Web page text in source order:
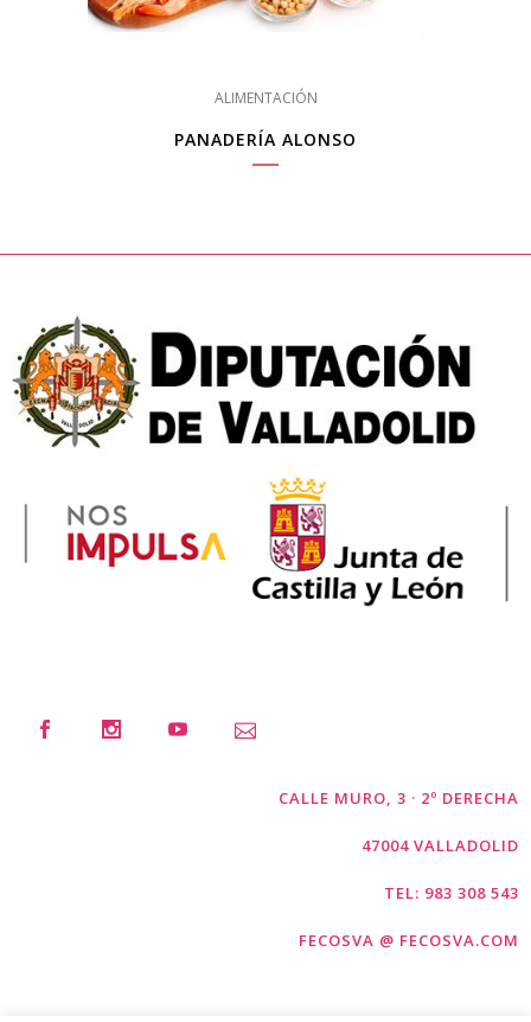
ALIMENTACIÓN
PANADERÍA ALONSO
CALLE MURO, 3 · 2º DERECHA
47004 VALLADOLID
TEL: 983 308 543
FECOSVA @ FECOSVA.COM